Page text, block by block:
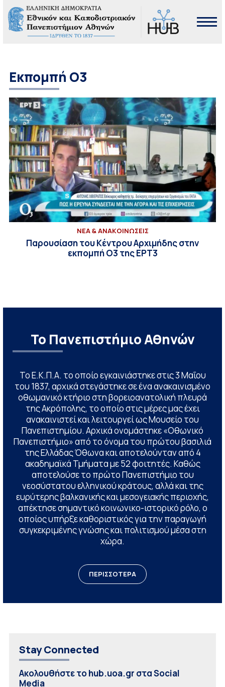
Εκπομπή Ο3
ΝΕΑ & ΑΝΑΚΟΙΝΩΣΕΙΣ
Παρουσίαση του Κέντρου Αρχιμήδης στην
εκπομπή Ο3 της ΕΡΤ3
Το Πανεπιστήμιο Αθηνών
Το Ε.Κ.Π.Α. το οποίο εγκαινιάστηκε στις 3 Μαΐου
του 1837, αρχικά στεγάστηκε σε ένα ανακαινισμένο
οθωμανικό κτήριο στη βορειοανατολική πλευρά
της Ακρόπολης, το οποίο στις μέρες μας έχει
ανακαινιστεί και λειτουργεί ως Μουσείο του
Πανεπιστημίου. Αρχικά ονομάστηκε «Οθωνικό
Πανεπιστήμιο» από το όνομα του πρώτου βασιλιά
της Ελλάδας Όθωνα και αποτελούνταν από 4
ακαδημαϊκά Τμήματα με 52 φοιτητές. Καθώς
αποτελούσε το πρώτο Πανεπιστήμιο του
νεοσύστατου ελληνικού κράτους, αλλά και της
ευρύτερης βαλκανικής και μεσογειακής περιοχής,
απέκτησε σημαντικό κοινωνικο-ιστορικό ρόλο, ο
οποίος υπήρξε καθοριστικός για την παραγωγή
συγκεκριμένης γνώσης και πολιτισμού μέσα στη
χώρα.
ΠΕΡΙΣΣΟΤΕΡΑ
Stay Connected
Ακολουθήστε το hub.uoa.gr στα Social
Media